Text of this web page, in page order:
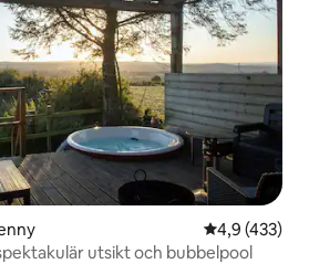
4,9 av 5 i
4,9 (433)
utsikt och bubbelpool